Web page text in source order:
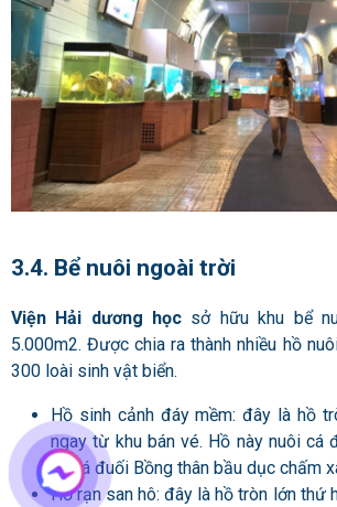
3.4. Bể nuôi ngoài trời
Viện Hải dương học sở hữu khu bể
5.000m2. Được chia ra thành nhiều hồ
300 loài sinh vật biển.
Hồ sinh cảnh đáy mềm: đây là hồ
ngay từ khu bán vé. Hồ này nuôi cá
và cá đuối Bồng thân bầu dục chấm
Hồ rạn san hô: đây là hồ tròn lớn thứ